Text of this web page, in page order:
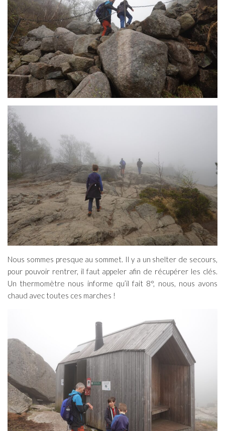
Nous sommes presque au sommet. Il y a un shelter de secours,
pour pouvoir rentrer, il faut appeler afin de récupérer les clés.
Un thermomètre nous informe qu’il fait 8°, nous, nous avons
chaud avec toutes ces marches !